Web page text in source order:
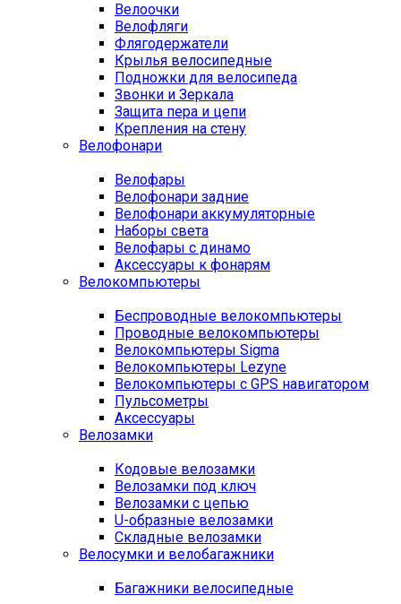
Велоочки
Велофляги
Флягодержатели
Крылья велосипедные
Подножки для велосипеда
Звонки и Зеркала
Защита пера и цепи
Крепления на стену
Велофонари
Велофары
Велофонари задние
Велофонари аккумуляторные
Наборы света
Велофары с динамо
Аксессуары к фонарям
Велокомпьютеры
Беспроводные велокомпьютеры
Проводные велокомпьютеры
Велокомпьютеры Sigma
Велокомпьютеры Lezyne
Велокомпьютеры с GPS навигатором
Пульсометры
Аксессуары
Велозамки
Кодовые велозамки
Велозамки под ключ
Велозамки с цепью
U-образные велозамки
Складные велозамки
Велосумки и велобагажники
Багажники велосипедные